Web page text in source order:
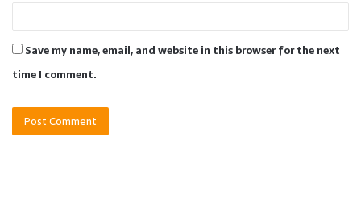
Save my name, email, and website in this browser for the next
time I comment.